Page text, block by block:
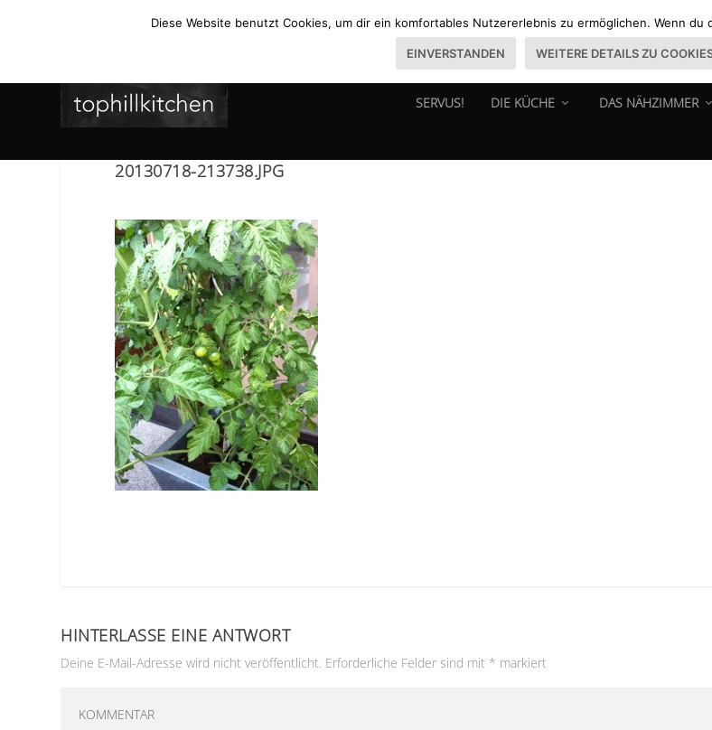
SERVUS! DIE KÜCHE DAS NÄHZIMMER
20130718-213738.JPG
HINTERLASSE EINE ANTWORT
Deine E-Mail-Adresse wird nicht veröffentlicht. Erforderliche Felder sind mit * markiert
Diese Website benutzt Cookies, um dir ein komfortables Nutzererlebnis zu ermöglichen. Wenn
EINVERSTANDEN WEITERE DETAILS ZU